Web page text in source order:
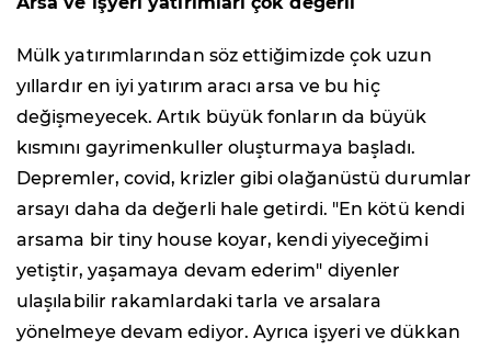
Mülk yatırımlarından söz ettiğimizde çok uzun
yıllardır en iyi yatırım aracı arsa ve bu hiç
değişmeyecek. Artık büyük fonların da büyük
kısmını gayrimenkuller oluşturmaya başladı.
Depremler, covid, krizler gibi olağanüstü durumlar
arsayı daha da değerli hale getirdi. "En kötü kendi
arsama bir tiny house koyar, kendi yiyeceğimi
yetiştir, yaşamaya devam ederim" diyenler
ulaşılabilir rakamlardaki tarla ve arsalara
yönelmeye devam ediyor. Ayrıca işyeri ve dükkan